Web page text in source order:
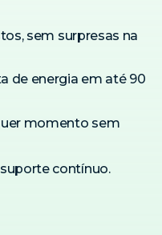
sem surpresas na
de energia em até 90
momento sem
contínuo.